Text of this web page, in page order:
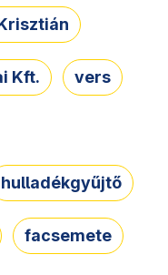
Kft. vers
hulladékgyűjtő
facsemete